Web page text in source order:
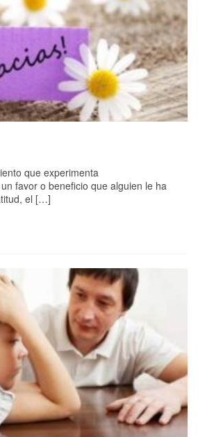
que experimenta
favor o beneficio que alguien le ha
el […]